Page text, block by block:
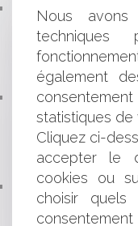
UN
COMMUNE, PEUT-
SOCIÉTÉ
DU RÉGIME
ACCESSOIRE ?
PROFESSIONNELS,
CORONAVIRUS :
NÉGOCIER LA
PARTENAIRE ?
PREMIER TOUR
MARS 2020 : À
DÉLAIS DE
Nous
également
statistiques de
Cliquez ci-
accepter le
cookies ou
choisir quels